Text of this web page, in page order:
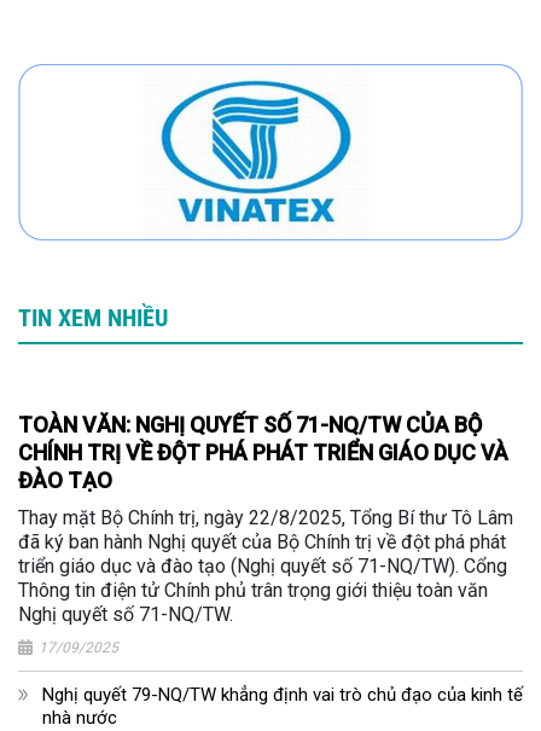
TIN XEM NHIỀU
TOÀN VĂN: NGHỊ QUYẾT SỐ 71-NQ/TW CỦA BỘ
CHÍNH TRỊ VỀ ĐỘT PHÁ PHÁT TRIỂN GIÁO DỤC VÀ
ĐÀO TẠO
Thay mặt Bộ Chính trị, ngày 22/8/2025, Tổng Bí thư Tô Lâm
đã ký ban hành Nghị quyết của Bộ Chính trị về đột phá phát
triển giáo dục và đào tạo (Nghị quyết số 71-NQ/TW). Cổng
Thông tin điện tử Chính phủ trân trọng giới thiệu toàn văn
Nghị quyết số 71-NQ/TW.
17/09/2025
Nghị quyết 79-NQ/TW khẳng định vai trò chủ đạo của kinh tế
nhà nước